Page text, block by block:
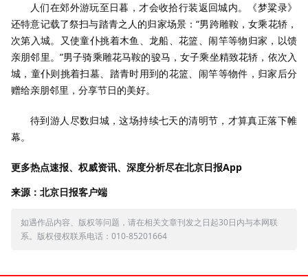
人们在郊外游玩至日暮，才会收拾行装返回城内。《梦粱录》
还特意记载了祭扫与踏青之人的归家场景：“男跨雕鞍，女乘花轿，
次第入城。又使童仆挑着木鱼、龙船、花篮、闹竿等物归家，以馈
亲朋邻里。”男子骑乘雕花马鞍的骏马，女子乘坐精致花轿，依次入
城，童仆则挑着扫墓、踏青时用到的花篮、闹竿等物件，归家后分
赠给亲朋邻里，分享节日的美好。
待到游人尽数归城，这场持续七天的清明节，才算真正落下帷
幕。
更多热点速报、权威资讯、深度分析尽在北京日报App
来源：北京日报客户端
如遇作品内容、版权等问题，请在相关文章刊发之日起30日内与本网联
系。版权侵权联系电话：010-85201664